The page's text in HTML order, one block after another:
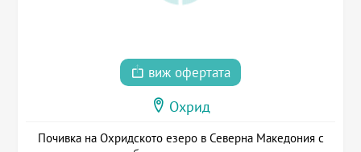
виж офертата
Охрид
Почивка на Охридското езеро в Северна Македония с